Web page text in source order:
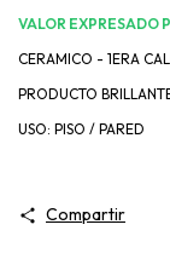
VALOR EXPRESADO
CERAMICO - 1ERA
PRODUCTO
USO: PISO / PARED
Compartir